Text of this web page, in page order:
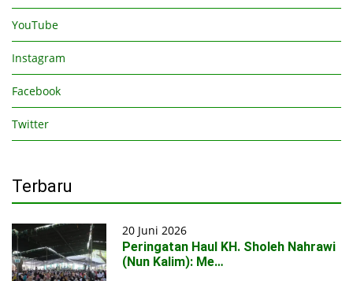
YouTube
Instagram
Facebook
Twitter
Terbaru
20 Juni 2026
Peringatan Haul KH. Sholeh Nahrawi
(Nun Kalim): Me…